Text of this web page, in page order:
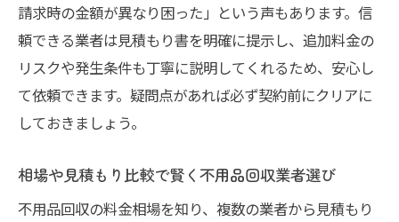
請求時の金額が異なり困った」という声もあります。信
頼できる業者は見積もり書を明確に提示し、追加料金の
リスクや発生条件も丁寧に説明してくれるため、安心し
て依頼できます。疑問点があれば必ず契約前にクリアに
しておきましょう。
相場や見積もり比較で賢く不用品回収業者選び
不用品回収の料金相場を知り、複数の業者から見積もり